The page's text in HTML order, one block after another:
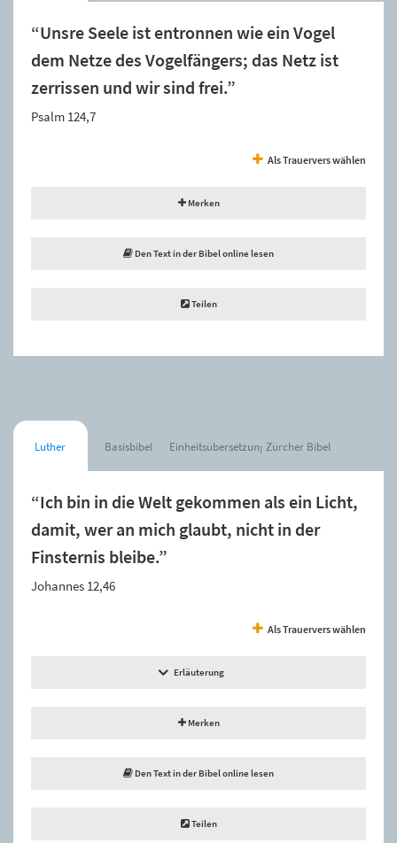
“Unsre Seele ist entronnen wie ein Vogel
dem Netze des Vogelfängers; das Netz ist
zerrissen und wir sind frei.”
Psalm 124,7
Als Trauervers wählen
Merken
Den Text in der Bibel online lesen
Teilen
Luther Basisbibel Einheitsübersetzung Zürcher Bibel
“Ich bin in die Welt gekommen als ein Licht,
damit, wer an mich glaubt, nicht in der
Finsternis bleibe.”
Johannes 12,46
Als Trauervers wählen
Erläuterung
Merken
Den Text in der Bibel online lesen
Teilen